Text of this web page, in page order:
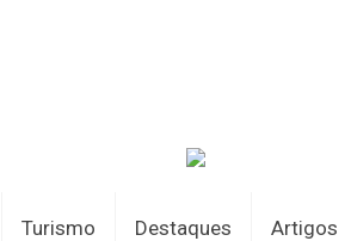
Turismo Destaques Artigos